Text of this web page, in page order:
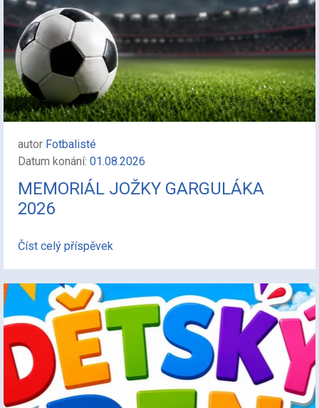
autor Fotbalisté
Datum konání: 01.08.2026
MEMORIÁL JOŽKY GARGULÁKA
2026
Číst celý příspěvek